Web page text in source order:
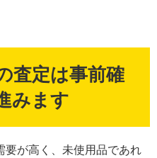
査定は事前確
みます
要が高く、未使用品であれ